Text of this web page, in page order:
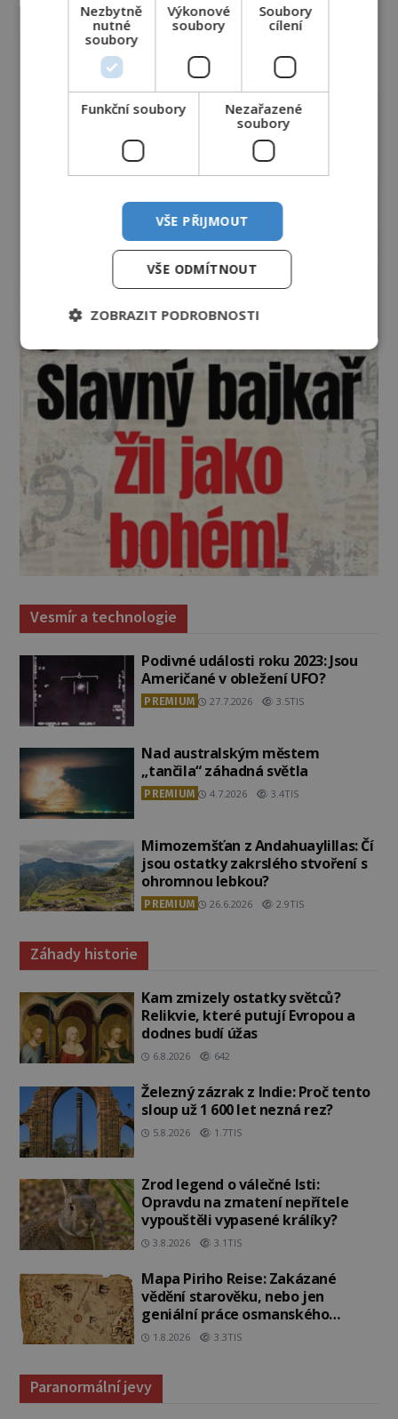
Vesmír a technologie
Podivné události roku 2023: Jsou
Američané v obležení UFO?
PREMIUM 27.7.2026 3.5TIS
Nad australským městem
„tančila“ záhadná světla
PREMIUM 4.7.2026 3.4TIS
Mimozemšťan z Andahuaylillas: Čí
jsou ostatky zakrslého stvoření s
ohromnou lebkou?
PREMIUM 26.6.2026 2.9TIS
Záhady historie
Kam zmizely ostatky světců?
Relikvie, které putují Evropou a
dodnes budí úžas
6.8.2026 642
Železný zázrak z Indie: Proč tento
sloup už 1 600 let nezná rez?
5.8.2026 1.7TIS
Zrod legend o válečné lsti:
Opravdu na zmatení nepřítele
vypouštěli vypasené králíky?
3.8.2026 3.1TIS
Mapa Piriho Reise: Zakázané
vědění starověku, nebo jen
geniální práce osmanského
admirála?
1.8.2026 3.3TIS
Paranormální jevy
Nezbytně
nutné
soubory
Výkonové
soubory
Soubory
cílení
Funkční soubory
Nezařazené
soubory
VŠE PŘIJMOUT
VŠE ODMÍTNOUT
ZOBRAZIT PODROBNOSTI